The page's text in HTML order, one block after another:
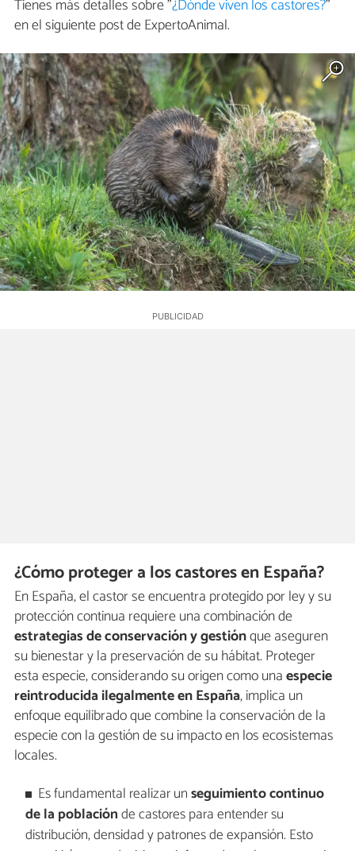
Tienes más detalles sobre "¿Dónde viven los castores?"
en el siguiente post de ExpertoAnimal.
¿Cómo proteger a los castores en España?
En España, el castor se encuentra protegido por ley y su
protección continua requiere una combinación de
estrategias de conservación y gestiónque aseguren
su bienestar y la preservación de su hábitat. Proteger
esta especie, considerando su origen como unaespecie
reintroducida ilegalmente en España, implica un
enfoque equilibrado que combine la conservación de la
especie con la gestión de su impacto en los ecosistemas
locales.
Es fundamental realizar unseguimiento continuo
de la poblaciónde castores para entender su
distribución, densidad y patrones de expansión. Esto